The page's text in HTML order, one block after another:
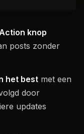
knop
posts zonder
het best met een
door
updates